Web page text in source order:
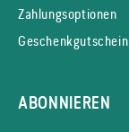
Zahlungsoptionen
Geschenkgutschein
ABONNIEREN